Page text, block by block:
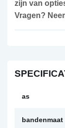
zijn van
Vragen?
as
bandenmaat